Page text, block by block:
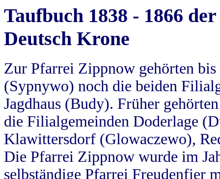
Taufbuch 1838 - 1866
Deutsch Krone
Zur Pfarrei Zippnow gehörten
(Sypnywo) noch die beiden
Jagdhaus (Budy). Früher
die Filialgemeinden Doderlage
Klawittersdorf (Glowaczewo),
Die Pfarrei Zippnow wurde im
selbständige Pfarrei Freudenfier